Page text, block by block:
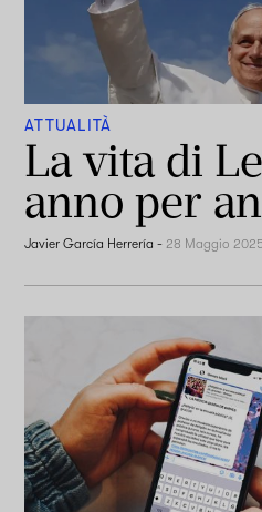
ATTUALITÀ
La vita di
anno per
Javier García Herrería - 28 Maggio 2025